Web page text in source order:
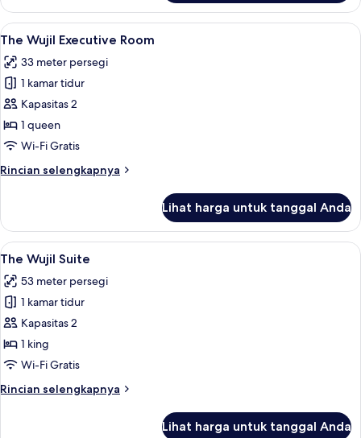
The
Wujil
Prime
Lihat
semua
foto
untuk
The
Wujil
Executive
The Wujil Executive Room |
2
The Wujil Executive Room
33 meter persegi
1 kamar tidur
Kapasitas 2
1 queen
Wi-Fi Gratis
Rincian selengkapnya
Rincian
The
Wujil
Executive
Lihat harga untuk tanggal Anda
Lihat
semua
foto
untuk
The
Wujil
Suite
Brankas, meja kerja, ruang kerja
4
The Wujil Suite
53 meter persegi
1 kamar tidur
Kapasitas 2
1 king
Wi-Fi Gratis
Rincian selengkapnya
Rincian
Lihat harga untuk tanggal Anda